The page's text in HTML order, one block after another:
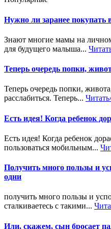
Нужно ли заранее
Знают многие мамы на
для будущего малыша...
Теперь очередь попки,
Теперь очередь попки,
расслабиться. Теперь...
Есть идея! Когда ребенок
Есть идея! Когда ребенок
пользоваться мобильным...
Получить много пользы и
одни
получить много пользы и
сталкиваетесь с такими...
Или, скажем, сын бросает